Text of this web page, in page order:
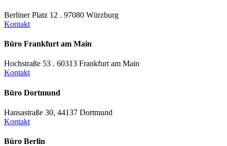
Berliner Platz 12 . 97080 Würzburg
Kontakt
Büro Frankfurt am Main
Hochstraße 53 . 60313 Frankfurt am Main
Kontakt
Büro Dortmund
Hansastraße 30, 44137 Dortmund
Kontakt
Büro Berlin